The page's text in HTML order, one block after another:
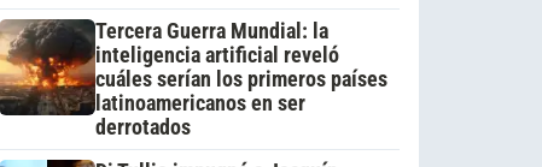
Tercera Guerra Mundial: la
inteligencia artificial reveló
cuáles serían los primeros países
latinoamericanos en ser
derrotados